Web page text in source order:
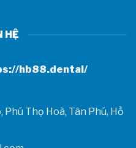
HỆ
hb88.dental/
Phú Thọ Hoà, Tân Phú, Hồ